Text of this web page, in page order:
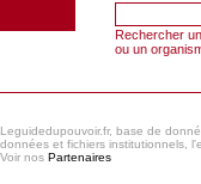
Rechercher
ou un
Leguidedupouvoir.fr, base de
données et fichiers institutionnels,
Voir nos Partenaires